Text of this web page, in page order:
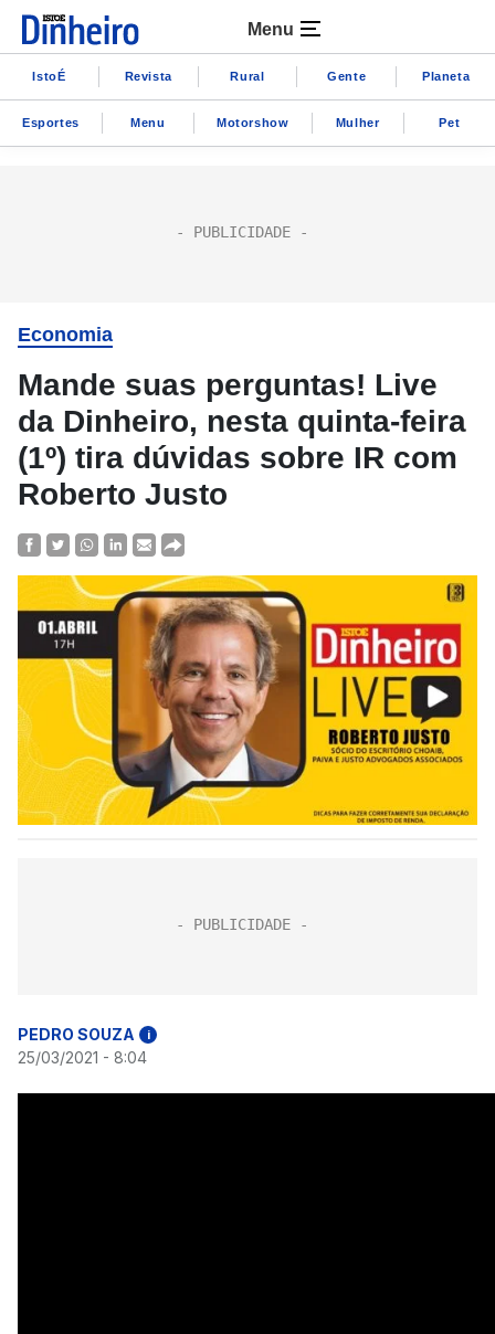
Menu
IstoÉ Revista Rural Gente Planeta
Esportes Menu Motorshow Mulher Pet
Economia
Mande suas perguntas! Live
da Dinheiro, nesta quinta-feira
(1º) tira dúvidas sobre IR com
Roberto Justo
PEDRO SOUZA i
25/03/2021 - 8:04